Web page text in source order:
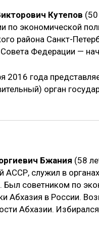
Кутепов
по экономической
района Санкт-
Федерации —
2016 года
орган
Бжания (58
АССР, служил в
Был советником по
Абхазия в России.
Абхазии.